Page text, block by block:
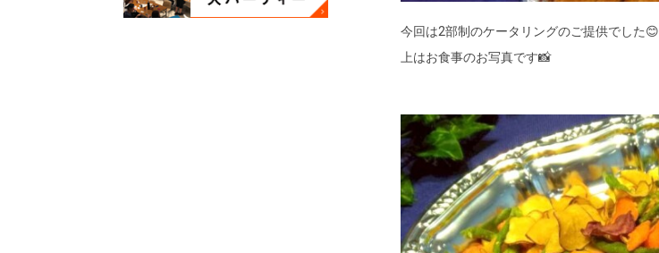
今回は2部制のケータリングのご提供でした😊
上はお食事のお写真です📸